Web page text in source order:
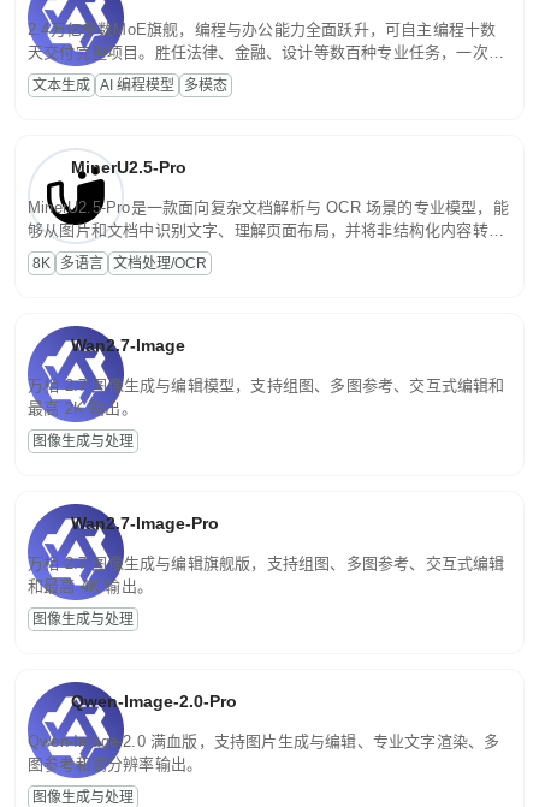
2.4万亿参数MoE旗舰，编程与办公能力全面跃升，可自主编程十数
天交付完整项目。胜任法律、金融、设计等数百种专业任务，一次对
话端到端交付生产级成果。原生视觉理解贯穿规划、执行与验证全流
程，支持超长文档与长视频的深度语义解析。长程任务中自主规划与
文本生成 AI 编程模型 多模态
MinerU2.5-Pro
MinerU2.5-Pro是一款面向复杂文档解析与 OCR 场景的专业模型，能
够从图片和文档中识别文字、理解页面布局，并将非结构化内容转换
为便于存储、检索和二次处理的结构化结果。
8K 多语言 文档处理/OCR
Wan2.7-Image
万相 2.7 图像生成与编辑模型，支持组图、多图参考、交互式编辑和
最高 2K 输出。
图像生成与处理
Wan2.7-Image-Pro
万相 2.7 图像生成与编辑旗舰版，支持组图、多图参考、交互式编辑
和最高 4K 输出。
图像生成与处理
Qwen-Image-2.0-Pro
Qwen-Image-2.0 满血版，支持图片生成与编辑、专业文字渲染、多
图参考和高分辨率输出。
图像生成与处理